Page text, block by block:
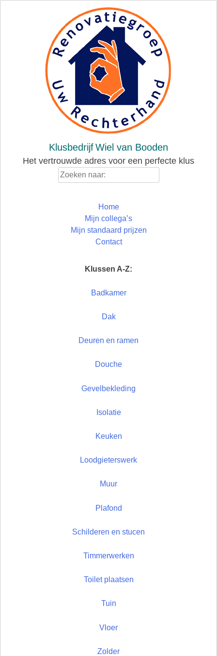
KlusbedrijfWiel van Booden
Het vertrouwde adres voor een perfecte klus
Home
Mijn collega’s
Mijn standaard prijzen
Contact
Klussen A-Z:
Badkamer
Dak
Deuren en ramen
Douche
Gevelbekleding
Isolatie
Keuken
Loodgieterswerk
Muur
Plafond
Schilderen en stucen
Timmerwerken
Toilet plaatsen
Tuin
Vloer
Zolder